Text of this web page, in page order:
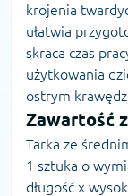
krojenia
ułatwia
skraca czas
użytkowania
ostrym
Zawartość
Tarka ze
1 sztuka o
długość x